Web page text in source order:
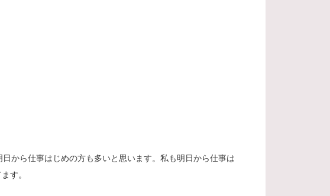
から仕事はじめの方も多いと思います。私も明日から仕事は
す。